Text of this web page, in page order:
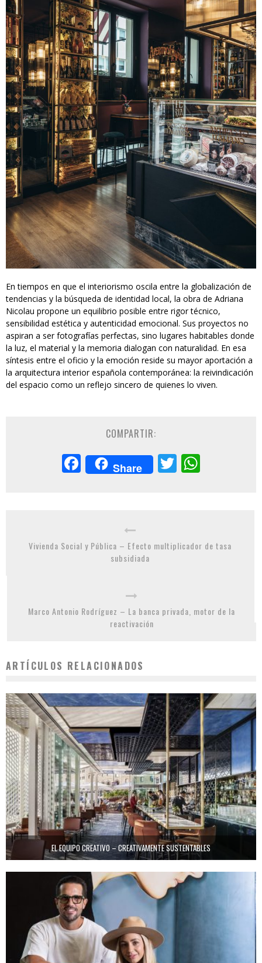
En tiempos en que el interiorismo oscila entre la globalización de
tendencias y la búsqueda de identidad local, la obra de Adriana
Nicolau propone un equilibrio posible entre rigor técnico,
sensibilidad estética y autenticidad emocional. Sus proyectos no
aspiran a ser fotografías perfectas, sino lugares habitables donde
la luz, el material y la memoria dialogan con naturalidad. En esa
síntesis entre el oficio y la emoción reside su mayor aportación a
la arquitectura interior española contemporánea: la reivindicación
del espacio como un reflejo sincero de quienes lo viven.
COMPARTIR:
Facebook
Share Twitter
Vivienda Social y Pública – Efecto multiplicador de tasa
subsidiada
Marco Antonio Rodríguez – La banca privada, motor de la
reactivación
ARTÍCULOS RELACIONADOS
EL EQUIPO CREATIVO – CREATIVAMENTE SUSTENTABLES